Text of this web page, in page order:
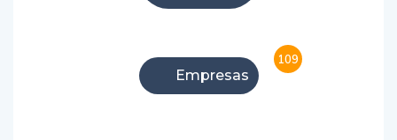
Empresas
109